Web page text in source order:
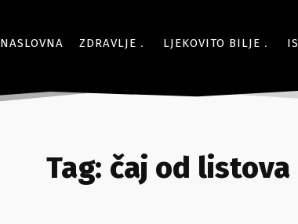
NASLOVNA ZDRAVLJE LJEKOVITO BILJE
Tag: čaj od